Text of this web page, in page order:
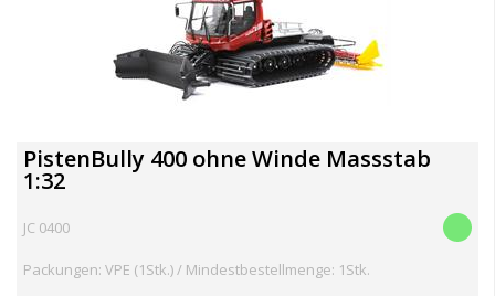
PistenBully 400 ohne Winde Massstab
1:32
JC 0400
Packungen: VPE (1Stk.) / Mindestbestellmenge: 1Stk.